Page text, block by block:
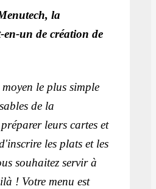
la
un de création de
le plus simple
de la
leurs cartes et
les plats et les
souhaitez servir à
! Votre menu est